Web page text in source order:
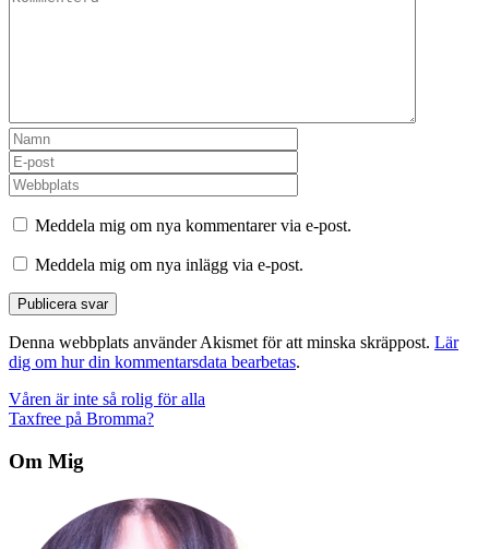
Meddela mig om nya kommentarer via e-post.
Meddela mig om nya inlägg via e-post.
Denna webbplats använder Akismet för att minska skräppost. Lär
dig om hur din kommentarsdata bearbetas.
Inläggsnavigering
Våren är inte så rolig för alla
Taxfree på Bromma?
Om Mig